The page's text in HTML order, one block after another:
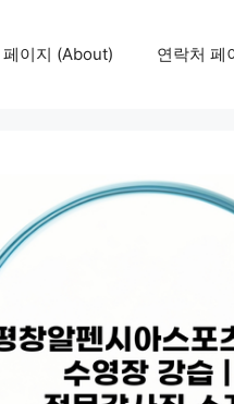
페이지 (About) 연락처 페